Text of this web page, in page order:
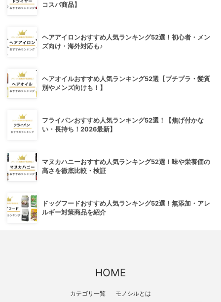
コスパ商品】
ヘアアイロンおすすめ人気ランキング52選！初心者・メン
ズ向け・海外対応も♪
ヘアオイルおすすめ人気ランキング52選【プチプラ・髪質
別やメンズ向けも！】
フライパンおすすめ人気ランキング52選！【焦げ付かな
い・長持ち！2026最新】
マヌカハニーおすすめ人気ランキング52選！味や栄養価の
高さを徹底比較・検証
ドッグフードおすすめ人気ランキング52選！無添加・アレ
ルギー対策商品を紹介
HOME
カテゴリ一覧 モノシルとは